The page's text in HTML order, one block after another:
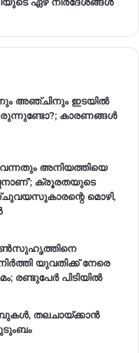
അഞ്ചിനും ഇടയിൽ
കാരണങ്ങള്‍
അനിയത്തിയെ
ക്രൂരതയുടെ
മൊഴി,
ആൺസുഹൃത്തിനെ
യുവതിക്ക് നേരെ
രണ്ടുപേർ പിടിയിൽ
തലചായ്ക്കാൻ